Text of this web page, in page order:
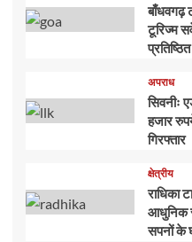
बाँधवगढ़
टूरिज्म
अपराध
सिवनीः
हजार
गिरफ्तार
क्षेत्रीय
राधिका
आधुनिक
सपनों के